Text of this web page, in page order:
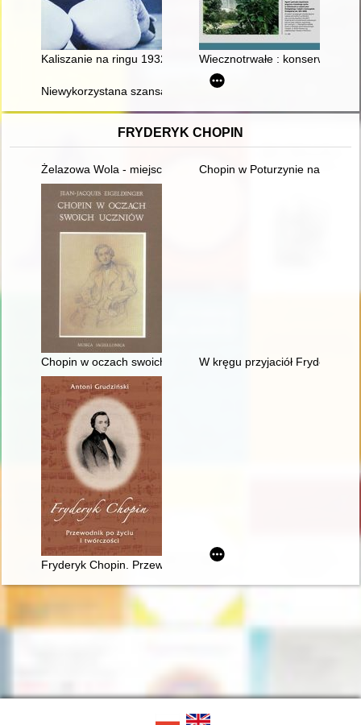
Kaliszanie na ringu 1932-2019. T. 2Wiecznotrwałe : konserwacja i
Niewykorzystana szansa? : kilka uwag o kulturze literackiej
FRYDERYK CHOPIN
Żelazowa Wola - miejsce urodzenia Fryderyka Chopina
Chopin w Poturzynie na Ziemi
Chopin w oczach swoich uczniówW kręgu przyjaciół Fryderyka
Fryderyk Chopin. Przewodnik po życiu i twórczości